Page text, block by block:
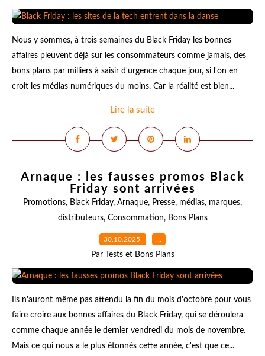
Nous y sommes, à trois semaines du Black Friday les bonnes
affaires pleuvent déjà sur les consommateurs comme jamais, des
bons plans par milliers à saisir d'urgence chaque jour, si l'on en
croit les médias numériques du moins. Car la réalité est bien...
Lire la suite
Arnaque : les fausses promos Black
Friday sont arrivées
Promotions, Black Friday, Arnaque, Presse, médias, marques,
distributeurs, Consommation, Bons Plans
30.10.2025 …
Par Tests et Bons Plans
Ils n'auront même pas attendu la fin du mois d'octobre pour vous
faire croire aux bonnes affaires du Black Friday, qui se déroulera
comme chaque année le dernier vendredi du mois de novembre.
Mais ce qui nous a le plus étonnés cette année, c'est que ce...